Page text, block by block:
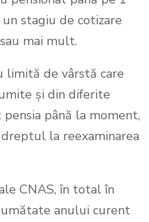
stagiu de cotizare
mai mult.
limită de vârstă care
și din diferite
până la moment,
la reexaminarea
CNAS, în total în
anului curent